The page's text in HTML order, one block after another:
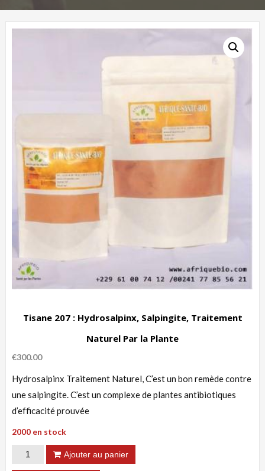
Tisane 207 : Hydrosalpinx, Salpingite, Traitement
Naturel Par la Plante
€300.00
Hydrosalpinx Traitement Naturel, C’est un bon remède contre
une salpingite. C’est un complexe de plantes antibiotiques
d’efficacité prouvée
2000 en stock
quantité
de
Ajouter au panier